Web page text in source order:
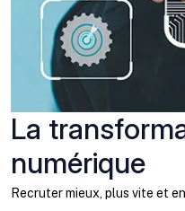
La
numérique
Recruter mieux, plus vite et